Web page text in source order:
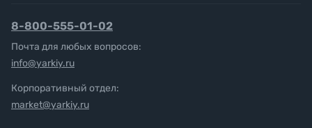
8-800-555-01-02
Почта для любых вопросов:
info@yarkiy.ru
Корпоративный отдел:
market@yarkiy.ru